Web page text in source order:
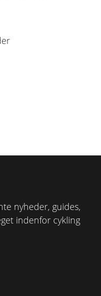
nyheder, guides,
indenfor cykling